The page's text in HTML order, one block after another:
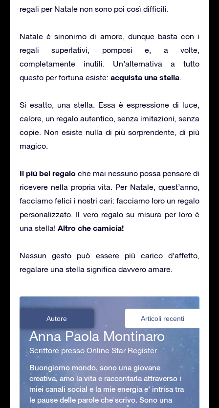
regali per Natale non sono poi così difficili.
Natale è sinonimo di amore, dunque basta con i
regali superlativi, pomposi e, a volte,
completamente inutili. Un’alternativa a tutto
questo per fortuna esiste: acquista una stella.
Si esatto, una stella. Essa è espressione di luce,
calore, un regalo autentico, senza imitazioni, senza
copie. Non esiste nulla di più sorprendente, di più
magico.
Il più bel regalo che mai nessuno possa pensare di
ricevere nella propria vita. Per Natale, quest’anno,
facciamo felici i nostri cari: facciamo loro un regalo
personalizzato. Il vero regalo su misura per loro è
una stella! Altro che camicia!
Nessun gesto può essere più carico d’affetto,
regalare una stella significa davvero amare.
Autore Articoli recenti
Anna Paola Montinaro
Scrittore presso Online Star Register
Buongiorno mondo, sono una giovane
creativa, amo la vita e raccontarla attraverso i
miei canali social e la mie energia e' intrisa tra
le pause delle parole che scrivo. Sono una